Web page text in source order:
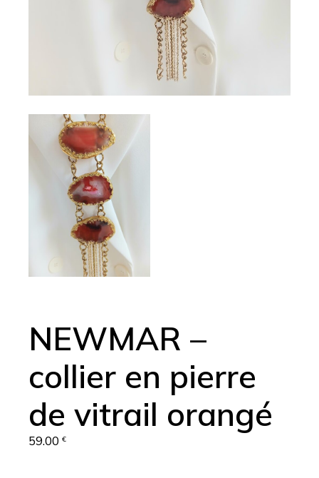
NEWMAR –
collier en pierre
de vitrail orangé
59.00€